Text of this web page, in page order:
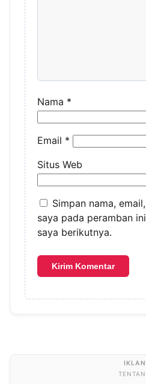
Nama *
Email *
Situs Web
Simpan nama,
saya pada peramban
saya berikutnya.